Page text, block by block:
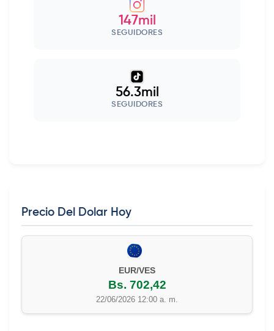
147mil
SEGUIDORES
56.3mil
SEGUIDORES
Precio Del Dolar Hoy
EUR/VES
Bs. 702,42
22/06/2026 12:00 a. m.